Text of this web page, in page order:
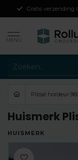
Gratis verzending
MENU
Plissé hordeur
Huismerk
HUISMERK